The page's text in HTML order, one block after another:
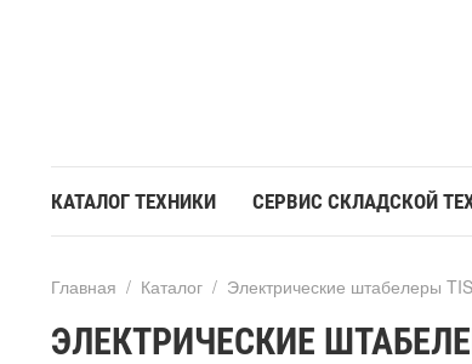
КАТАЛОГ ТЕХНИКИ СЕРВИС СКЛАДСКОЙ
Главная / Каталог / Электрические штабелеры
ЭЛЕКТРИЧЕСКИЕ